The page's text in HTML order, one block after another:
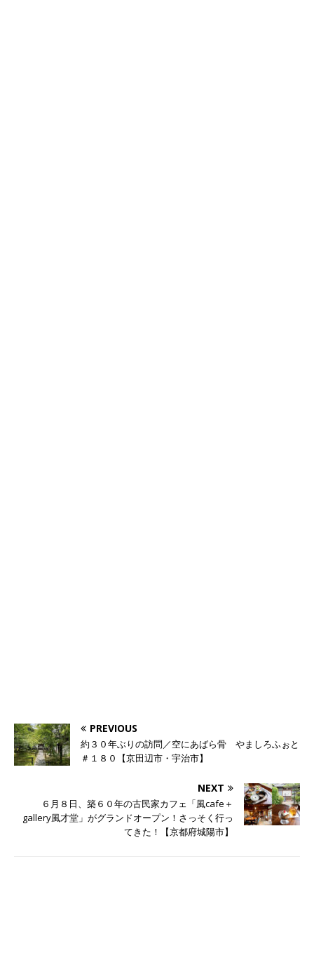
PREVIOUS
約３０年ぶりの訪問／空にあばら骨 やましろふぉと
＃１８０【京田辺市・宇治市】
NEXT
６月８日、築６０年の古民家カフェ「風cafe＋
gallery風才堂」がグランドオープン！さっそく行っ
てきた！【京都府城陽市】